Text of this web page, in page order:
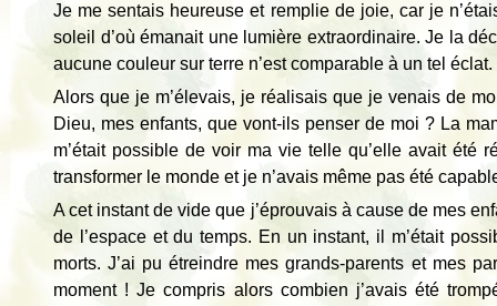
Je me sentais heureuse et remplie de joie, car je
soleil d’où émanait une lumière extraordinaire. Je la
aucune couleur sur terre n’est comparable à un tel
Alors que je m’élevais, je réalisais que je venais de
Dieu, mes enfants, que vont-ils penser de moi ? La
m’était possible de voir ma vie telle qu’elle avait été
transformer le monde et je n’avais même pas été
A cet instant de vide que j’éprouvais à cause de mes
de l’espace et du temps. En un instant, il m’était
morts. J’ai pu étreindre mes grands-parents et mes
moment ! Je compris alors combien j’avais été